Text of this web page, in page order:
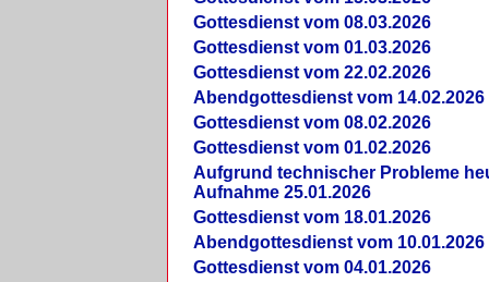
Gottesdienst vom 08.03.2026
Gottesdienst vom 01.03.2026
Gottesdienst vom 22.02.2026
Abendgottesdienst vom 14.02.2026
Gottesdienst vom 08.02.2026
Gottesdienst vom 01.02.2026
Aufgrund technischer Probleme
Aufnahme 25.01.2026
Gottesdienst vom 18.01.2026
Abendgottesdienst vom 10.01.2026
Gottesdienst vom 04.01.2026